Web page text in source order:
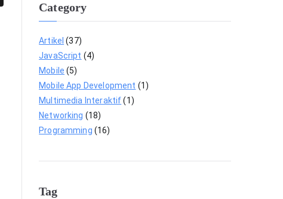
Category
Artikel (37)
JavaScript (4)
Mobile (5)
Mobile App Development (1)
Multimedia Interaktif(1)
Networking (18)
Programming (16)
Tag